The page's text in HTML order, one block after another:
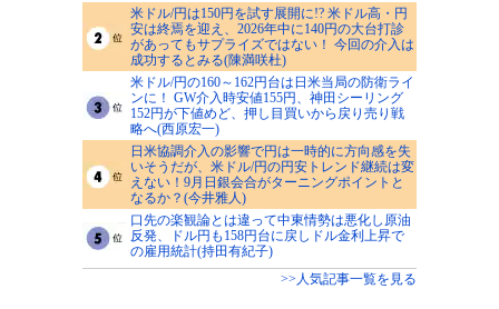
米ドル/円は150円を試す展開に!? 米ドル高・円
安は終焉を迎え、2026年中に140円の大台打診
があってもサプライズではない！ 今回の介入は
成功するとみる(陳満咲杜)
米ドル/円の160～162円台は日米当局の防衛ライ
ンに！ GW介入時安値155円、神田シーリング
152円が下値めど、押し目買いから戻り売り戦
略へ(西原宏一)
日米協調介入の影響で円は一時的に方向感を失
いそうだが、米ドル/円の円安トレンド継続は変
えない！9月日銀会合がターニングポイントと
なるか？(今井雅人)
口先の楽観論とは違って中東情勢は悪化し原油
反発、ドル円も158円台に戻しドル金利上昇で
の雇用統計(持田有紀子)
>>人気記事一覧を見る